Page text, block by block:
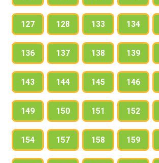
127 128 133 134
136 137 138 139
143 144 145 146
149 150 151 152
154 157 158 159